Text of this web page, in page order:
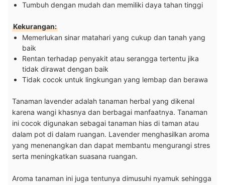
Tumbuh dengan mudah dan memiliki daya tahan tinggi
Kekurangan:
Memerlukan sinar matahari yang cukup dan tanah yang
baik
Rentan terhadap penyakit atau serangga tertentu jika
tidak dirawat dengan baik
Tidak cocok untuk lingkungan yang lembap dan berawa
Tanaman lavender adalah tanaman herbal yang dikenal
karena wangi khasnya dan berbagai manfaatnya. Tanaman
ini cocok digunakan sebagai tanaman hias di taman atau
dalam pot di dalam ruangan. Lavender menghasilkan aroma
yang menenangkan dan dapat membantu mengurangi stres
serta meningkatkan suasana ruangan.
Aroma tanaman ini juga tentunya dimusuhi nyamuk sehingga